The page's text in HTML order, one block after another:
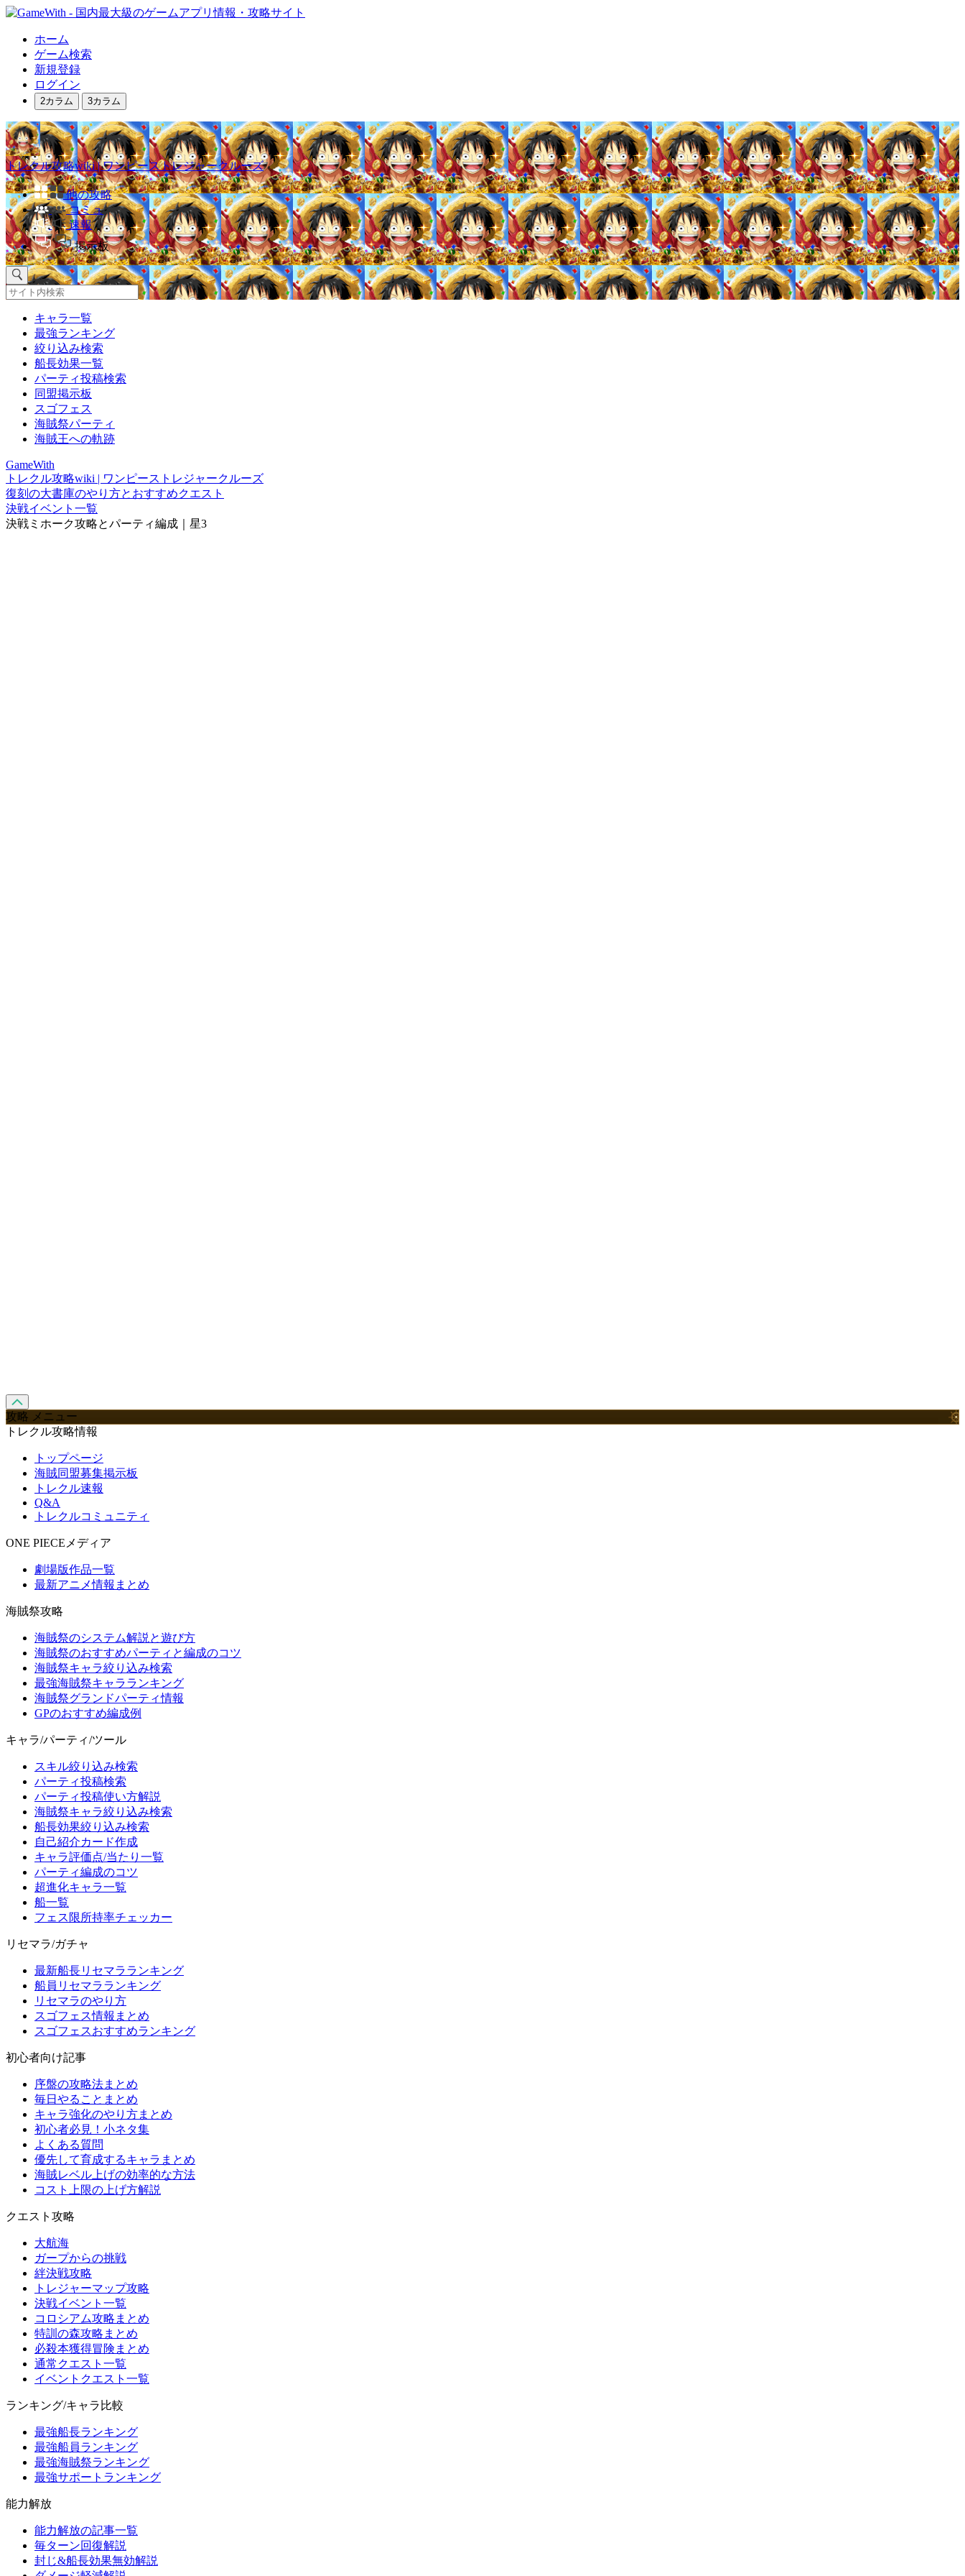
ホーム
ゲーム検索
新規登録
ログイン
2カラム 3カラム
トレクル攻略wiki | ワンピーストレジャークルーズ
他の攻略
コミュ
速報
掲示板
キャラ一覧
最強ランキング
絞り込み検索
船長効果一覧
パーティ投稿検索
同盟掲示板
スゴフェス
海賊祭パーティ
海賊王への軌跡
GameWith
トレクル攻略wiki | ワンピーストレジャークルーズ
復刻の大書庫のやり方とおすすめクエスト
決戦イベント一覧
決戦ミホーク攻略とパーティ編成｜星3
攻略 メニュー
トレクル攻略情報
トップページ
海賊同盟募集掲示板
トレクル速報
Q&A
トレクルコミュニティ
ONE PIECEメディア
劇場版作品一覧
最新アニメ情報まとめ
海賊祭攻略
海賊祭のシステム解説と遊び方
海賊祭のおすすめパーティと編成のコツ
海賊祭キャラ絞り込み検索
最強海賊祭キャラランキング
海賊祭グランドパーティ情報
GPのおすすめ編成例
キャラ/パーティ/ツール
スキル絞り込み検索
パーティ投稿検索
パーティ投稿使い方解説
海賊祭キャラ絞り込み検索
船長効果絞り込み検索
自己紹介カード作成
キャラ評価点/当たり一覧
パーティ編成のコツ
超進化キャラ一覧
船一覧
フェス限所持率チェッカー
リセマラ/ガチャ
最新船長リセマラランキング
船員リセマラランキング
リセマラのやり方
スゴフェス情報まとめ
スゴフェスおすすめランキング
初心者向け記事
序盤の攻略法まとめ
毎日やることまとめ
キャラ強化のやり方まとめ
初心者必見！小ネタ集
よくある質問
優先して育成するキャラまとめ
海賊レベル上げの効率的な方法
コスト上限の上げ方解説
クエスト攻略
大航海
ガープからの挑戦
絆決戦攻略
トレジャーマップ攻略
決戦イベント一覧
コロシアム攻略まとめ
特訓の森攻略まとめ
必殺本獲得冒険まとめ
通常クエスト一覧
イベントクエスト一覧
ランキング/キャラ比較
最強船長ランキング
最強船員ランキング
最強海賊祭ランキング
最強サポートランキング
能力解放
能力解放の記事一覧
毎ターン回復解説
封じ&船長効果無効解説